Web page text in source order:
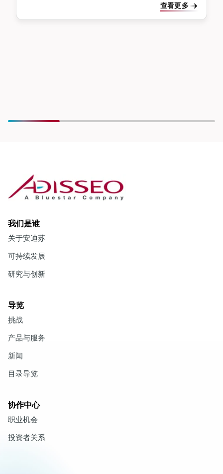
查看更多
我们是谁
关于安迪苏
可持续发展
研究与创新
导览
挑战
产品与服务
新闻
目录导览
协作中心
职业机会
投资者关系